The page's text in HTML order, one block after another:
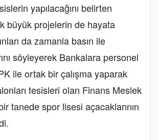
yapılacağını belirten
büyük projelerin de hayata
da zamanla basın ile
söyleyerek Bankalara personel
ile ortak bir çalışma yaparak
tesisleri olan Finans Meslek
tanede spor lisesi açacaklarının